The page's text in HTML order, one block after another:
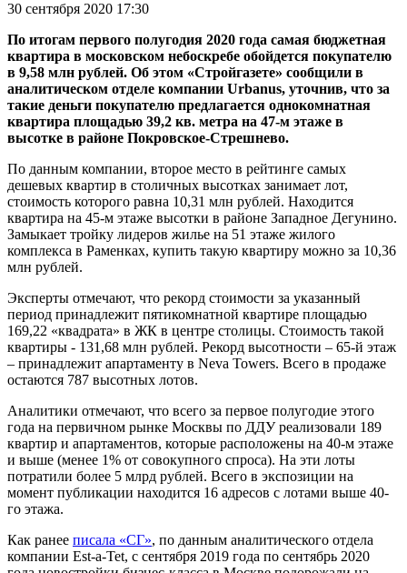
30 сентября 2020 17:30
По итогам первого полугодия 2020 года самая бюджетная
квартира в московском небоскребе обойдется покупателю
в 9,58 млн рублей. Об этом «Стройгазете» сообщили в
аналитическом отделе компании Urbanus, уточнив, что за
такие деньги покупателю предлагается однокомнатная
квартира площадью 39,2 кв. метра на 47-м этаже в
высотке в районе Покровское-Стрешнево.
По данным компании, второе место в рейтинге самых
дешевых квартир в столичных высотках занимает лот,
стоимость которого равна 10,31 млн рублей. Находится
квартира на 45-м этаже высотки в районе Западное Дегунино.
Замыкает тройку лидеров жилье на 51 этаже жилого
комплекса в Раменках, купить такую квартиру можно за 10,36
млн рублей.
Эксперты отмечают, что рекорд стоимости за указанный
период принадлежит пятикомнатной квартире площадью
169,22 «квадрата» в ЖК в центре столицы. Стоимость такой
квартиры - 131,68 млн рублей. Рекорд высотности – 65-й этаж
– принадлежит апартаменту в Neva Towers. Всего в продаже
остаются 787 высотных лотов.
Аналитики отмечают, что всего за первое полугодие этого
года на первичном рынке Москвы по ДДУ реализовали 189
квартир и апартаментов, которые расположены на 40-м этаже
и выше (менее 1% от совокупного спроса). На эти лоты
потратили более 5 млрд рублей. Всего в экспозиции на
момент публикации находится 16 адресов с лотами выше 40-
го этажа.
Как ранее писала «СГ», по данным аналитического отдела
компании Est-a-Tet, с сентября 2019 года по сентябрь 2020